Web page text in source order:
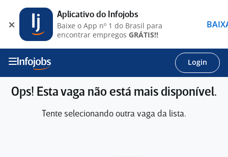
Login
Ops! Esta vaga não está mais disponível.
Tente selecionando outra vaga da lista.
Aplicativo do Infojobs
Baixe o App nº 1 do Brasil para
encontrar empregos GRÁTIS!!